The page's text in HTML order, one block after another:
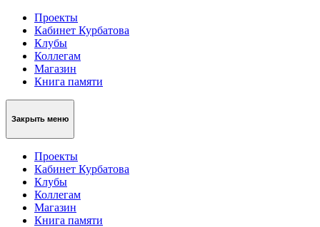
Проекты
Кабинет Курбатова
Клубы
Коллегам
Магазин
Книга памяти
Закрыть меню
Проекты
Кабинет Курбатова
Клубы
Коллегам
Магазин
Книга памяти